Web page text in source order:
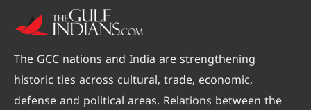
The GCC nations and India are strengthening
historic ties across cultural, trade, economic,
defense and political areas. Relations between the